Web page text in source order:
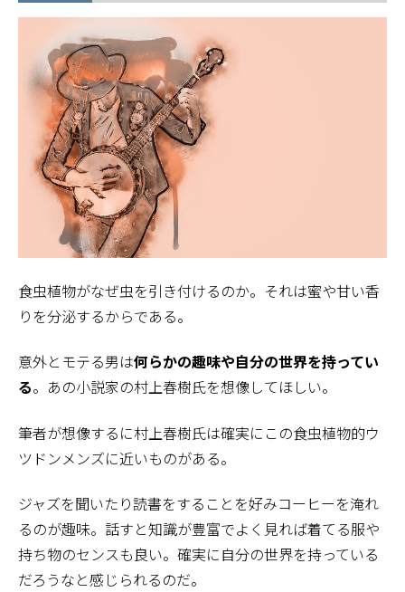
食虫植物がなぜ虫を引き付けるのか。それは蜜や甘い香
りを分泌するからである。
意外とモテる男は何らかの趣味や自分の世界を持ってい
る。あの小説家の村上春樹氏を想像してほしい。
筆者が想像するに村上春樹氏は確実にこの食虫植物的ウ
ツドンメンズに近いものがある。
ジャズを聞いたり読書をすることを好みコーヒーを淹れ
るのが趣味。話すと知識が豊富でよく見れば着てる服や
持ち物のセンスも良い。確実に自分の世界を持っている
だろうなと感じられるのだ。